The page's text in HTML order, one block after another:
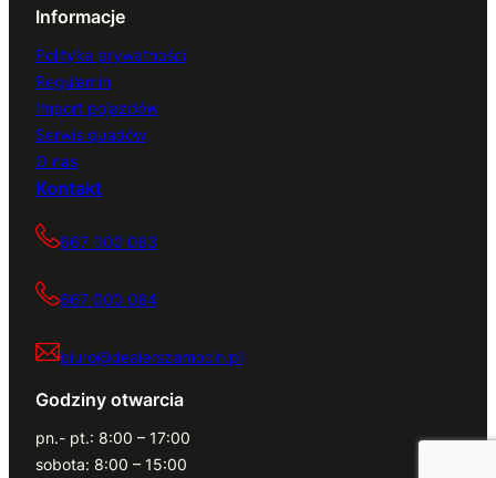
Informacje
Polityka prywatności
Regulamin
Import pojazdów
Serwis quadów
O nas
Kontakt
667 000 083
667 000 084
biuro@dealerszamocin.pl
Godziny otwarcia
pn.- pt.: 8:00 – 17:00
sobota: 8:00 – 15:00